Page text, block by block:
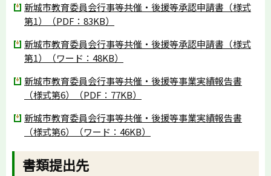
新城市教育委員会行事等共催・後援等承認申請書（様式
第1）（PDF：83KB）
新城市教育委員会行事等共催・後援等承認申請書（様式
第1）（ワード：48KB）
新城市教育委員会行事等共催・後援等事業実績報告書
（様式第6）（PDF：77KB）
新城市教育委員会行事等共催・後援等事業実績報告書
（様式第6）（ワード：46KB）
書類提出先